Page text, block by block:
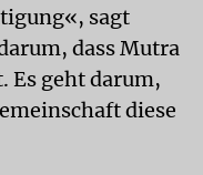
sagt
dass Mutra
Es geht darum,
diese